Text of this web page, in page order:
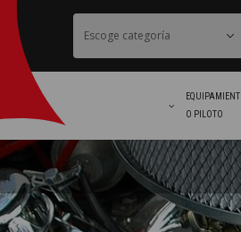
EQUIPAMIENT
O PILOTO